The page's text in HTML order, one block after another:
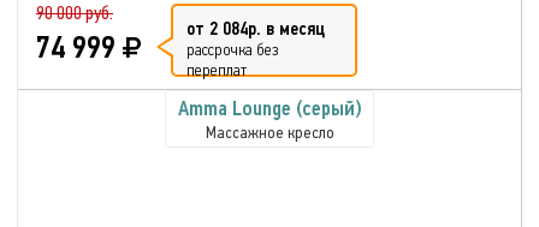
90 000 руб.
74 999 от 2 084р. в месяц
рассрочка без
переплат
Amma Lounge (серый)
Массажное кресло